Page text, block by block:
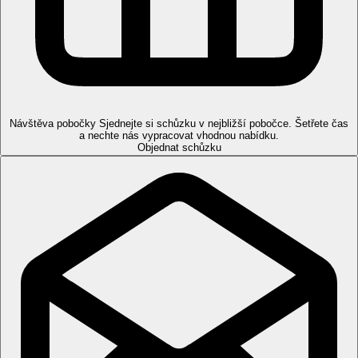
výroby (10.00-24.00 hod.)
Možnost večeře v restauraci à la carte (nutná rezervace)
Pláž
osušky oproti kauci.
pétanque, lukostřelba a jiné sportovní aktivity v rámci
animačních programů.
Za poplatek
: golf, jízda na koních, potápěčské centrum s
nabídkou potápění k blízkým vrakům lodí, motorizované
sporty na pláži.
Děti
Dětský bazén, hřiště, miniklub (4–12 let), dětská postýlka
zdarma (na vyžádání).
Návštěva pobočky Sjednejte si schůzku v nejbližší pobočce. Šetřete čas
a nechte nás vypracovat vhodnou nabídku.
Objednat schůzku